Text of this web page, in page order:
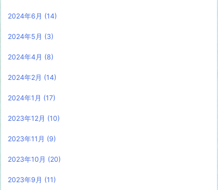
2024年6月 (14)
2024年5月 (3)
2024年4月 (8)
2024年2月 (14)
2024年1月 (17)
2023年12月 (10)
2023年11月 (9)
2023年10月 (20)
2023年9月 (11)